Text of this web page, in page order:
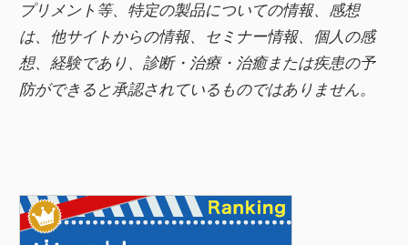
プリメント等、特定の製品についての情報、感想
は、他サイトからの情報、セミナー情報、 個人の感
想、経験であり、診断・治療・治癒または疾患の予
防ができると承認されているものではありません。